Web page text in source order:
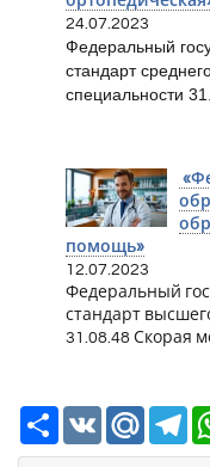
24.07.2023
Федеральный
стандарт
специальности
помощь»
12.07.2023
Федеральный
стандарт
31.08.48 Скорая
РесурсVK Mail.Ru